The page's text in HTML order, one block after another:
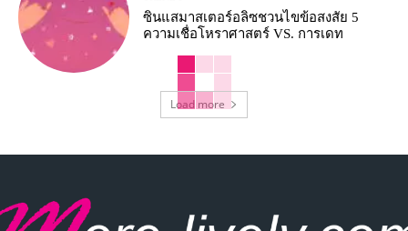
ซินแสมาสเตอร์อลิซชวนไขข้อสงสัย 5
ความเชื่อโหราศาสตร์ VS. การเดท
Load more